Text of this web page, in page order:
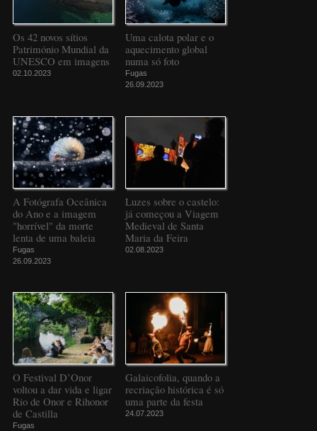
Os 42 novos sítios
Património Mundial da
UNESCO em imagens
02.10.2023
Uma calota polar e o
aquecimento global
numa só foto
Fugas
26.09.2023
A Fotógrafa Oceânica
do Ano e a imagem
"horrível" da morte
lenta de uma baleia
Fugas
26.09.2023
Luzes sobre o castelo:
já começou a Viagem
Medieval de Santa
Maria da Feira
02.08.2023
O Festival D’Onor
voltou a dar vida e ligar
Rio de Onor e Rihonor
de Castilla
Fugas
Galaicofolia, quando a
recriação histórica é só
uma parte da festa
24.07.2023